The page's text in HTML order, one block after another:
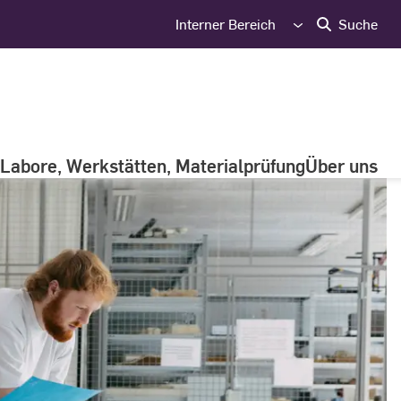
Interner Bereich Suche
Labore, Werkstätten, MaterialprüfungÜber uns